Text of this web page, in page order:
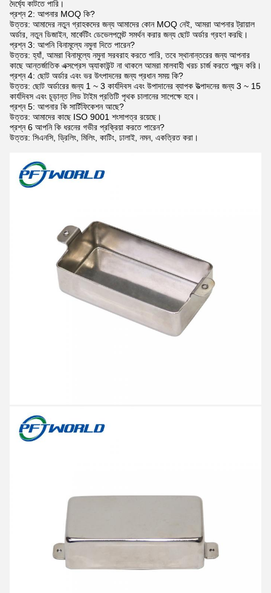
দৈর্ঘ্যে কাটতে পারি।
প্রশ্ন 2: আপনার MOQ কি?
উত্তর: আমাদের নতুন গ্রাহকদের জন্য আমাদের কোন MOQ নেই, আমরা আপনার ট্রায়াল
অর্ডার, নতুন ডিজাইন, মার্কেটিং ডেভেলপমেন্ট সমর্থন করার জন্য ছোট অর্ডার গ্রহণ করছি।
প্রশ্ন 3: আপনি বিনামূল্যে নমুনা দিতে পারেন?
উত্তর: হ্যাঁ, আমরা বিনামূল্যে নমুনা সরবরাহ করতে পারি, তবে স্থানান্তরের জন্য আপনার
কাছে আন্তর্জাতিক এক্সপ্রেস অ্যাকাউন্ট না থাকলে আমরা মালবাহী খরচ চার্জ করতে পছন্দ করি।
প্রশ্ন 4: ছোট অর্ডার এবং ভর উৎপাদনের জন্য প্রধান সময় কি?
উত্তর: ছোট অর্ডারের জন্য 1 ~ 3 কার্যদিবস এবং উপাদানের ব্যাপক উত্পাদনের জন্য 3 ~ 15
কার্যদিবস এবং চূড়ান্ত লিড টাইম প্রতিটি পৃথক চালানের সাপেক্ষে হবে।
প্রশ্ন 5: আপনার কি সার্টিফিকেশন আছে?
উত্তর: আমাদের কাছে ISO 9001 শংসাপত্র রয়েছে।
প্রশ্ন 6 আপনি কি ধরনের গভীর প্রক্রিয়া করতে পারেন?
উত্তর: সিএনসি, ড্রিলিং, মিলিং, কাটিং, ঢালাই, নমন, একত্রিত করা।